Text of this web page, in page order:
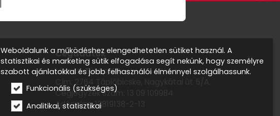
Cégadatok
Lőrincz-Tüzép Kft.
Cím: 2764 Tápióbicske, Nagykátai út 5/A.
Cégjegyzék szám: 13 09 109984
Adószám: 13819138-2-13
Weboldalunk a működéshez elengedhetetlen sütiket használ. A
statisztikai és marketing sütik elfogadása segít nekünk, hogy személyre
szabott ajánlatokkal és jobb felhasználói élménnyel szolgálhassunk.
Funkcionális (szükséges)
Analitikai, statisztikai